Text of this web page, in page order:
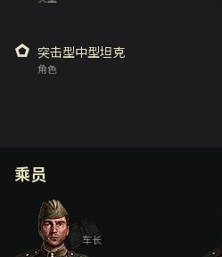
角色
突击型中型坦克
乘员
车长